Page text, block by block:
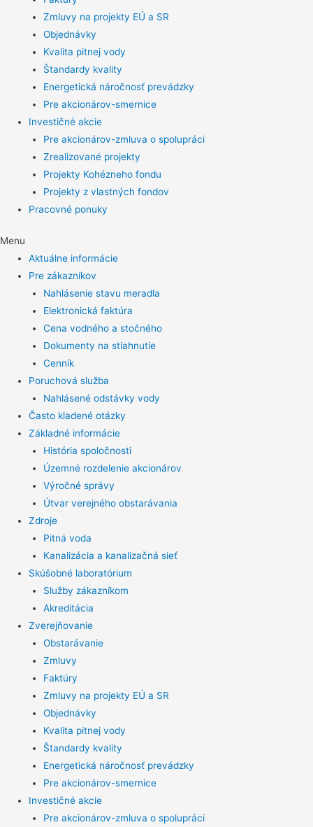
Zmluvy na projekty EÚ a SR
Objednávky
Kvalita pitnej vody
Štandardy kvality
Energetická náročnosť prevádzky
Pre akcionárov-smernice
Investičné akcie
Pre akcionárov-zmluva o spolupráci
Zrealizované projekty
Projekty Kohézneho fondu
Projekty z vlastných fondov
Pracovné ponuky
Menu
Aktuálne informácie
Pre zákazníkov
Nahlásenie stavu meradla
Elektronická faktúra
Cena vodného a stočného
Dokumenty na stiahnutie
Cenník
Poruchová služba
Nahlásené odstávky vody
Často kladené otázky
Základné informácie
História spoločnosti
Územné rozdelenie akcionárov
Výročné správy
Útvar verejného obstarávania
Zdroje
Pitná voda
Kanalizácia a kanalizačná sieť
Skúšobné laboratórium
Služby zákazníkom
Akreditácia
Zverejňovanie
Obstarávanie
Zmluvy
Faktúry
Zmluvy na projekty EÚ a SR
Objednávky
Kvalita pitnej vody
Štandardy kvality
Energetická náročnosť prevádzky
Pre akcionárov-smernice
Investičné akcie
Pre akcionárov-zmluva o spolupráci